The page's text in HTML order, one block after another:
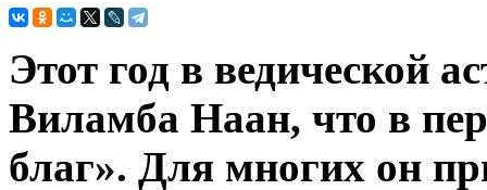
Этот год в ведической
Виламба Наан, что в
благ». Для многих он